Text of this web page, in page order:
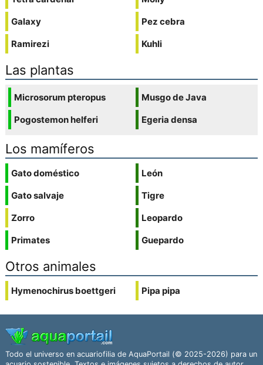
Galaxy
Ramirezi
Pez cebra
Kuhli
Las plantas
Microsorum pteropus
Pogostemon helferi
Musgo de Java
Egeria densa
Los mamíferos
Gato doméstico
Gato salvaje
Zorro
Primates
León
Tigre
Leopardo
Guepardo
Otros animales
Hymenochirus boettgeri Pipa pipa
Todo el universo en acuariofilia de AquaPortail (© 2025-2026) para un